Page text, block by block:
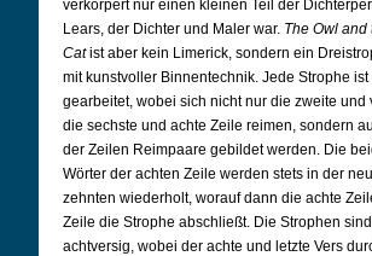
verkörpert nur einen kleinen Teil der
Lears, der Dichter und Maler war. The Owl and
Catist aber kein Limerick, sondern ein
mit kunstvoller Binnentechnik. Jede Strophe ist
gearbeitet, wobei sich nicht nur die zweite und
die sechste und achte Zeile reimen, sondern
der Zeilen Reimpaare gebildet werden. Die
Wörter der achten Zeile werden stets in der
zehnten wiederholt, worauf dann die achte
Zeile die Strophe abschließt. Die Strophen
achtversig, wobei der achte und letzte Vers